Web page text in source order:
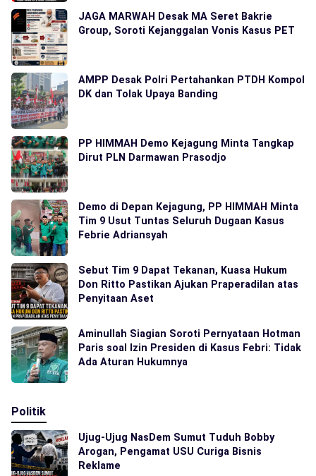
JAGA MARWAH Desak MA Seret Bakrie
Group, Soroti Kejanggalan Vonis Kasus PET
AMPP Desak Polri Pertahankan PTDH Kompol
DK dan Tolak Upaya Banding
PP HIMMAH Demo Kejagung Minta Tangkap
Dirut PLN Darmawan Prasodjo
Demo di Depan Kejagung, PP HIMMAH Minta
Tim 9 Usut Tuntas Seluruh Dugaan Kasus
Febrie Adriansyah
Sebut Tim 9 Dapat Tekanan, Kuasa Hukum
Don Ritto Pastikan Ajukan Praperadilan atas
Penyitaan Aset
Aminullah Siagian Soroti Pernyataan Hotman
Paris soal Izin Presiden di Kasus Febri: Tidak
Ada Aturan Hukumnya
Politik
Ujug-Ujug NasDem Sumut Tuduh Bobby
Arogan, Pengamat USU Curiga Bisnis
Reklame